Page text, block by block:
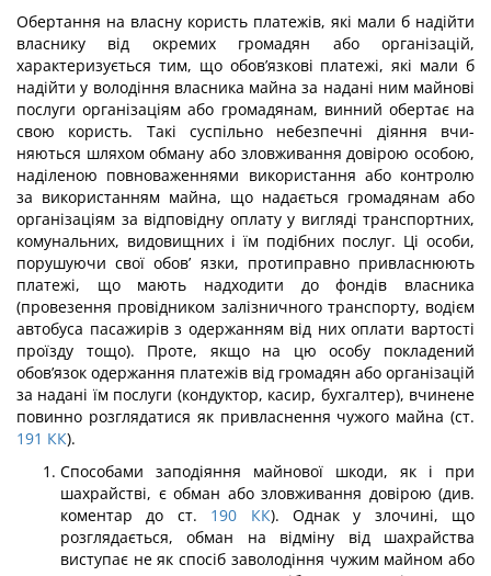
Обертання на власну користь платежів, які мали б надійти
власнику від окремих громадян або організацій,
характеризується тим, що обов’язкові платежі, які мали б
надійти у володіння власника майна за надані ним майнові
послуги організаціям або громадянам, винний обертає на
свою користь. Такі суспільно небезпечні діяння вчи­
няються шляхом обману або зловживання довірою особою,
наділеною повноважен­нями використання або контролю
за використанням майна, що надається громадянам або
організаціям за відповідну оплату у вигляді транспортних,
комунальних, видо­вищних і їм подібних послуг. Ці особи,
порушуючи свої обов’ язки, протиправно при­власнюють
платежі, що мають надходити до фондів власника
(провезення провідни­ком залізничного транспорту, водієм
автобуса пасажирів з одержанням від них опла­ти вартості
проїзду тощо). Проте, якщо на цю особу покладений
обов’язок одержання платежів від громадян або організацій
за надані їм послуги (кондуктор, касир, бух­галтер), вчинене
повинно розглядатися як привласнення чужого майна (ст.
191 КК).
Способами заподіяння майнової шкоди, як і при
шахрайстві, є обман або зло­вживання довірою (див.
коментар до ст. 190 КК). Однак у злочині, що
розглядаєть­ся, обман на відміну від шахрайства
виступає не як спосіб заволодіння чужим майном або